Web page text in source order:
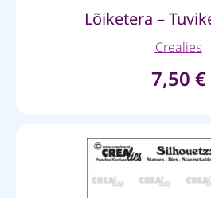
Lõiketera –
Crealies
7,50 €